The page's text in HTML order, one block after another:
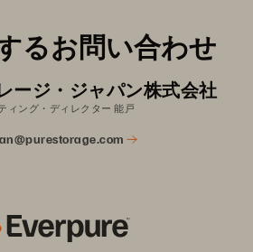
るお問い合わせ
ージ・ジャパン株式会社
ィング・ディレクター 能戸